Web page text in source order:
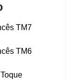
TM7
TM6